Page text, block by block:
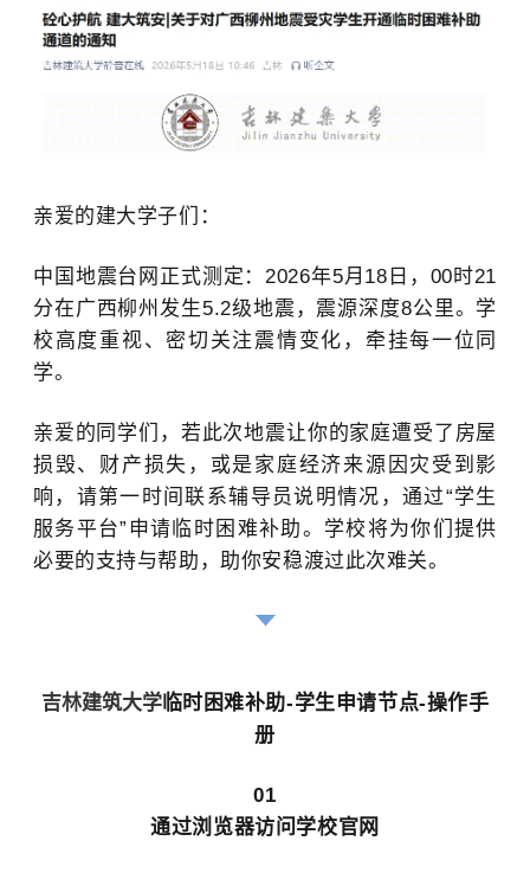
亲爱的建大学子们：
中国地震台网正式测定：2026年5月18日，00时21
分在广西柳州发生5.2级地震，震源深度8公里。学
校高度重视、密切关注震情变化，牵挂每一位同
学。
亲爱的同学们，若此次地震让你的家庭遭受了房屋
损毁、财产损失，或是家庭经济来源因灾受到影
响，请第一时间联系辅导员说明情况，通过“学生
服务平台”申请临时困难补助。学校将为你们提供
必要的支持与帮助，助你安稳渡过此次难关。
吉林建筑大学临时困难补助-学生申请节点-操作手
册
01
通过浏览器访问学校官网